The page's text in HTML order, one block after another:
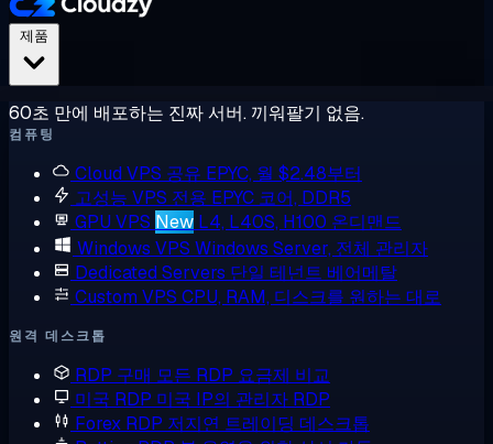
60초 만에 배포하는 진짜 서버. 끼워팔기 없음.
컴퓨팅
Cloud VPS 공유 EPYC, 월 $2.48부터
고성능 VPS 전용 EPYC 코어, DDR5
GPU VPS New L4, L40S, H100 온디맨드
Windows VPS Windows Server, 전체 관리자
Dedicated Servers 단일 테넌트 베어메탈
Custom VPS CPU, RAM, 디스크를 원하는 대로
원격 데스크톱
RDP 구매 모든 RDP 요금제 비교
미국 RDP 미국 IP의 관리자 RDP
Forex RDP 저지연 트레이딩 데스크톱